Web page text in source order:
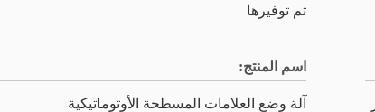
تم توفيرها
اسم المنتج:
آلة وضع العلامات المسطحة الأوتوماتيكية